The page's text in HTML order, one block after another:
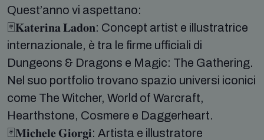
Quest’anno vi aspettano:
🃏𝐊𝐚𝐭𝐞𝐫𝐢𝐧𝐚 𝐋𝐚𝐝𝐨𝐧: Concept artist e illustratrice
internazionale, è tra le firme ufficiali di
Dungeons & Dragons e Magic: The Gathering.
Nel suo portfolio trovano spazio universi iconici
come The Witcher, World of Warcraft,
Hearthstone, Cosmere e Daggerheart.
🃏𝐌𝐢𝐜𝐡𝐞𝐥𝐞 𝐆𝐢𝐨𝐫𝐠𝐢: Artista e illustratore